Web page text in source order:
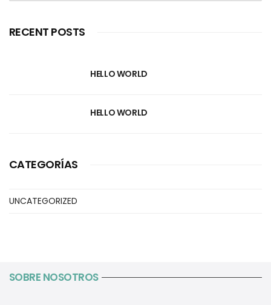
RECENT POSTS
HELLO WORLD
HELLO WORLD
CATEGORÍAS
UNCATEGORIZED
SOBRE NOSOTROS